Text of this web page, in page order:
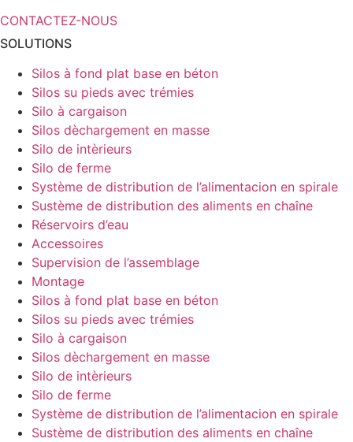
CONTACTEZ-NOUS
SOLUTIONS
Silos à fond plat base en béton
Silos su pieds avec trémies
Silo à cargaison
Silos dèchargement en masse
Silo de intèrieurs
Silo de ferme
Système de distribution de l’alimentacion en spirale
Sustème de distribution des aliments en chaîne
Réservoirs d’eau
Accessoires
Supervision de l’assemblage
Montage
Silos à fond plat base en béton
Silos su pieds avec trémies
Silo à cargaison
Silos dèchargement en masse
Silo de intèrieurs
Silo de ferme
Système de distribution de l’alimentacion en spirale
Sustème de distribution des aliments en chaîne